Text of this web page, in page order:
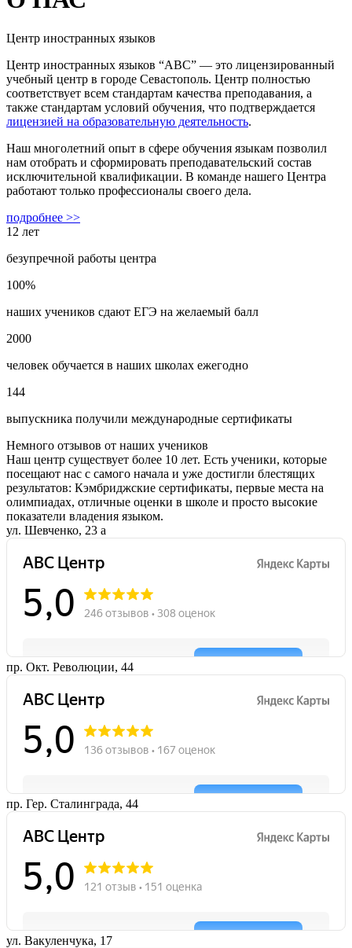
Центр иностранных языков
Центр иностранных языков “АВС” — это лицензированный
учебный центр в городе Севастополь. Центр полностью
соответствует всем стандартам качества преподавания, а
также стандартам условий обучения, что подтверждается
лицензией на образовательную деятельность.
Наш многолетний опыт в сфере обучения языкам позволил
нам отобрать и сформировать преподавательский состав
исключительной квалификации. В команде нашего Центра
работают только профессионалы своего дела.
подробнее >>
12 лет
безупречной работы центра
100%
наших учеников сдают ЕГЭ на желаемый балл
2000
человек обучается в наших школах ежегодно
144
выпускника получили международные сертификаты
Немного отзывов от наших учеников
Наш центр существует более 10 лет. Есть ученики, которые
посещают нас с самого начала и уже достигли блестящих
результатов: Кэмбриджские сертификаты, первые места на
олимпиадах, отличные оценки в школе и просто высокие
показатели владения языком.
ул. Шевченко, 23 а
пр. Окт. Революции, 44
пр. Гер. Сталинграда, 44
ул. Вакуленчука, 17